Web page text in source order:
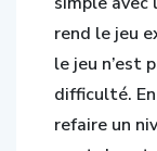
rend le jeu
le jeu n’est
difficulté.
refaire un